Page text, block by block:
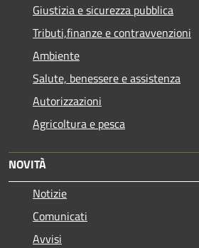
Giustizia e sicurezza pubblica
Tributi,finanze e contravvenzioni
Ambiente
Salute, benessere e assistenza
Autorizzazioni
Agricoltura e pesca
NOVITÀ
Notizie
Comunicati
Avvisi